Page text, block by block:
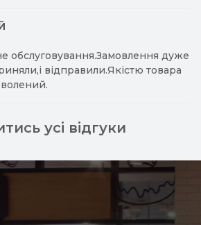
обслуговування.Замовлення дуже
відправили.Якістю товара
усі відгуки